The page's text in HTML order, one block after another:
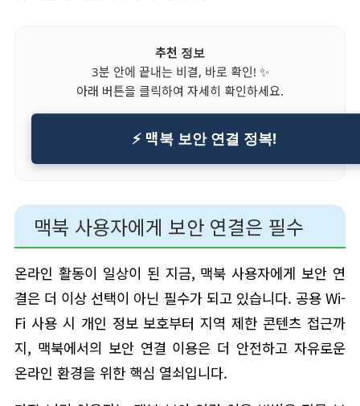
추천 정보
3분 안에 끝내는 비결, 바로 확인! ✨
아래 버튼을 클릭하여 자세히 확인하세요.
⚡ 맥북 보안 연결 정복!
맥북 사용자에게 보안 연결은 필수
온라인 활동이 일상이 된 지금, 맥북 사용자에게 보안 연
결은 더 이상 선택이 아닌 필수가 되고 있습니다. 공용 Wi-
Fi 사용 시 개인 정보 보호부터 지역 제한 콘텐츠 접근까
지, 맥북에서의 보안 연결 이용은 더 안전하고 자유로운
온라인 환경을 위한 핵심 열쇠입니다.